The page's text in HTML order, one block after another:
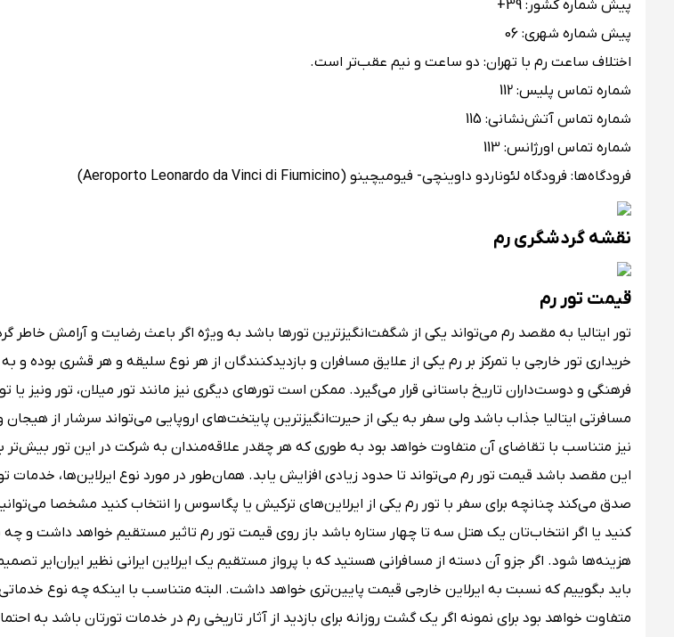
پیش شماره کشور: 39+
پیش شماره شهری: 06
اختلاف ساعت رم با تهران: دو ساعت و نیم عقب‌تر است.
شماره تماس پلیس: 112
شماره تماس آتش‌نشانی: 115
شماره تماس اورژانس: 113
فرودگاه‌ها:‌ فرودگاه لئوناردو داوینچی- فیومیچینو (Aeroporto Leonardo da Vinci di Fiumicino)
نقشه گردشگری رم
قیمت تور رم
تور ایتالیا به مقصد رم می‌تواند یکی از شگفت‌انگیزترین تورها باشد به ویژه اگر باعث رضایت و آرامش خاطر
خریداری تور خارجی با تمرکز بر رم یکی از علایق مسافران و بازدیدکنندگان از هر نوع سلیقه و هر قشری بوده و
فرهنگی و دوست‌داران تاریخ باستانی قرار می‌گیرد. ممکن است تورهای دیگری نیز مانند تور میلان، تور ونیز یا
مسافرتی ایتالیا جذاب باشد ولی سفر به یکی از حیرت‌انگیزترین پایتخت‌های اروپایی می‌تواند سرشار از
نیز متناسب با تقاضای آن متفاوت خواهد بود به طوری که هر چقدر علاقه‌مندان به شرکت در این تور بیش‌تر
این مقصد باشد قیمت تور رم می‌تواند تا حدود زیادی افزایش یابد. همان‌طور در مورد نوع ایرلاین‌ها، خدمات
صدق می‌کند چنانچه برای سفر با تور رم یکی از ایرلاین‌های ترکیش یا پگاسوس را انتخاب کنید مشخصا
کنید یا اگر انتخاب‌تان یک هتل سه تا چهار ستاره باشد باز روی قیمت تور رم تاثیر مستقیم خواهد داشت و
هزینه‌ها شود. اگر جزو آن دسته از مسافرانی هستید که با پرواز مستقیم یک ایرلاین ایرانی نظیر ایران‌ایر
باید بگوییم که نسبت به ایرلاین خارجی قیمت پایین‌تری خواهد داشت. البته متناسب با اینکه چه نوع خدماتی
متفاوت خواهد بود برای نمونه اگر یک گشت روزانه برای بازدید از آثار تاریخی رم در خدمات تورتان باشد به